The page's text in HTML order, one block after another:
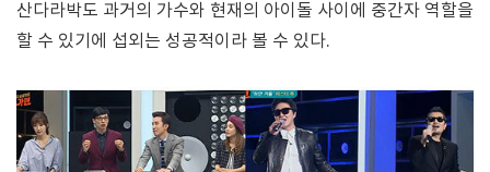
산다라박도 과거의 가수와 현재의 아이돌 사이에 중간자 역할을
할 수 있기에 섭외는 성공적이라 볼 수 있다.